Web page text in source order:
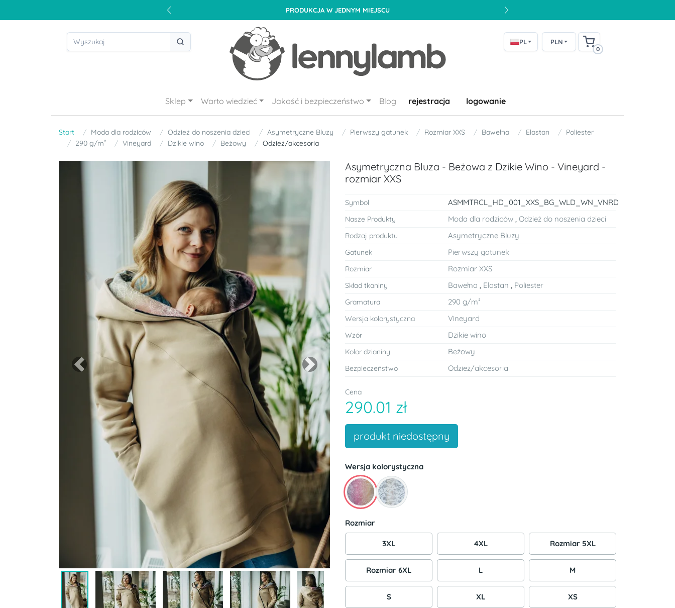
PRODUKCJA W JEDNYM MIEJSCU
PL PLN
0
Sklep Warto wiedzieć Jakość i bezpieczeństwo Blog rejestracja logowanie
Start Moda dla rodziców Odzież do noszenia dzieci Asymetryczne Bluzy Pierwszy gatunek Rozmiar XXS Bawełna Elastan
Poliester
290 g/m²
Vineyard Dzikie wino Beżowy Odzież/akcesoria
Previous Next
Asymetryczna Bluza - Beżowa z Dzikie Wino - Vineyard -
rozmiar XXS
Symbol ASMMTRCL_HD_001_XXS_BG_WLD_WN_VNRD
Nasze Produkty Moda dla rodziców ,Odzież do noszenia dzieci
Rodzaj produktu Asymetryczne Bluzy
Gatunek Pierwszy gatunek
Rozmiar Rozmiar XXS
Skład tkaniny Bawełna , Elastan , Poliester
Gramatura 290 g/m²
Wersja kolorystyczna Vineyard
Wzór Dzikie wino
Kolor dzianiny Beżowy
Bezpieczeństwo Odzież/akcesoria
Cena
290.01 zł
produkt niedostępny
Wersja kolorystyczna
Rozmiar
3XL 4XL Rozmiar 5XL
Rozmiar 6XL L M
S XL XS